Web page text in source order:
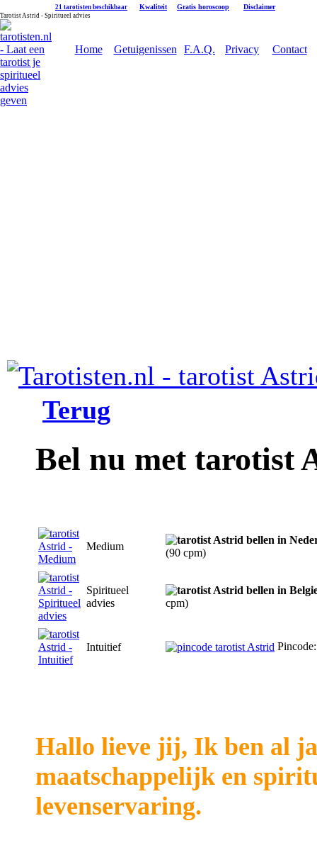
21 tarotisten beschikbaar Kwaliteit Gratis horoscoop Disclaimer
Tarotist Astrid - Spiritueel advies
Home Getuigenissen F.A.Q. Privacy Contact
Terug
Bel nu met tarotist
Medium
(90 cpm)
Spiritueel
advies
cpm)
Intuitief
Hallo lieve jij, Ik ben al
maatschappelijk en
levenservaring.